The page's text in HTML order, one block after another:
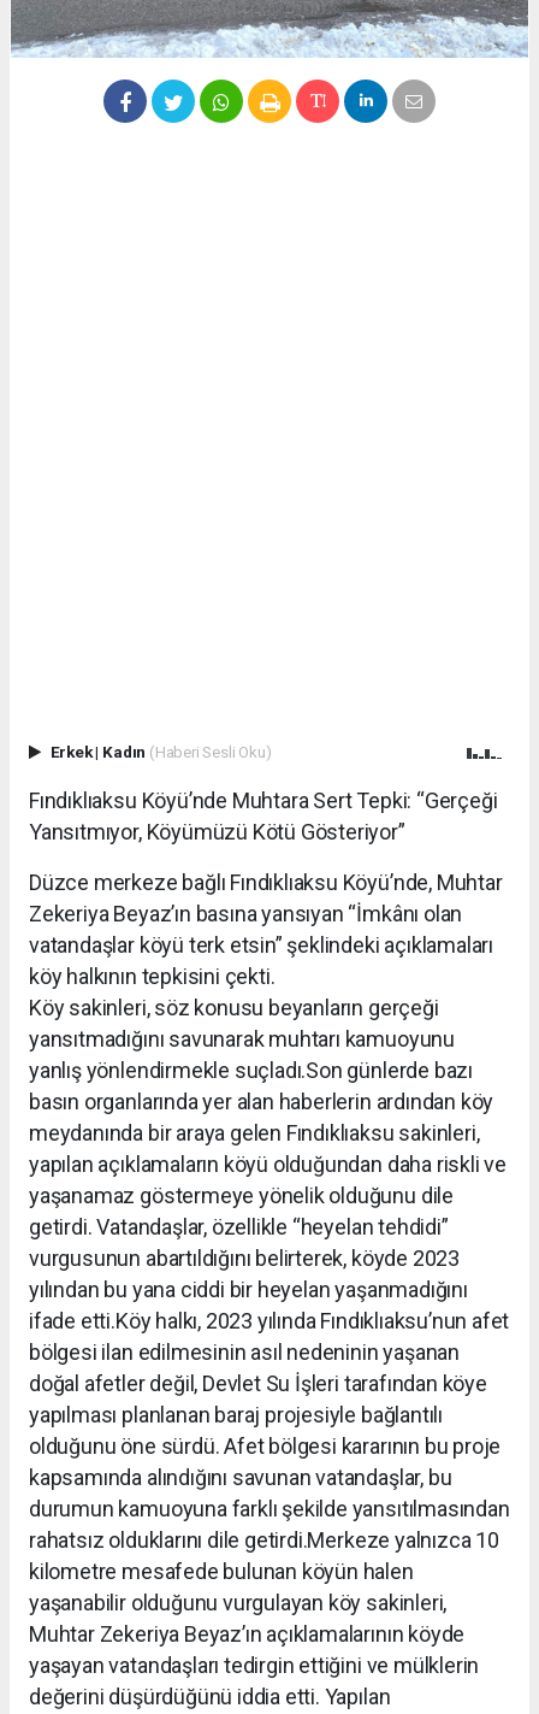
Erkek| Kadın (Haberi Sesli Oku)
Fındıklıaksu Köyü’nde Muhtara Sert Tepki: “Gerçeği
Yansıtmıyor, Köyümüzü Kötü Gösteriyor”
Düzce merkeze bağlı Fındıklıaksu Köyü’nde, Muhtar
Zekeriya Beyaz’ın basına yansıyan “İmkânı olan
vatandaşlar köyü terk etsin” şeklindeki açıklamaları
köy halkının tepkisini çekti.
Köy sakinleri, söz konusu beyanların gerçeği
yansıtmadığını savunarak muhtarı kamuoyunu
yanlış yönlendirmekle suçladı.Son günlerde bazı
basın organlarında yer alan haberlerin ardından köy
meydanında bir araya gelen Fındıklıaksu sakinleri,
yapılan açıklamaların köyü olduğundan daha riskli ve
yaşanamaz göstermeye yönelik olduğunu dile
getirdi. Vatandaşlar, özellikle “heyelan tehdidi”
vurgusunun abartıldığını belirterek, köyde 2023
yılından bu yana ciddi bir heyelan yaşanmadığını
ifade etti.Köy halkı, 2023 yılında Fındıklıaksu’nun afet
bölgesi ilan edilmesinin asıl nedeninin yaşanan
doğal afetler değil, Devlet Su İşleri tarafından köye
yapılması planlanan baraj projesiyle bağlantılı
olduğunu öne sürdü. Afet bölgesi kararının bu proje
kapsamında alındığını savunan vatandaşlar, bu
durumun kamuoyuna farklı şekilde yansıtılmasından
rahatsız olduklarını dile getirdi.Merkeze yalnızca 10
kilometre mesafede bulunan köyün halen
yaşanabilir olduğunu vurgulayan köy sakinleri,
Muhtar Zekeriya Beyaz’ın açıklamalarının köyde
yaşayan vatandaşları tedirgin ettiğini ve mülklerin
değerini düşürdüğünü iddia etti. Yapılan